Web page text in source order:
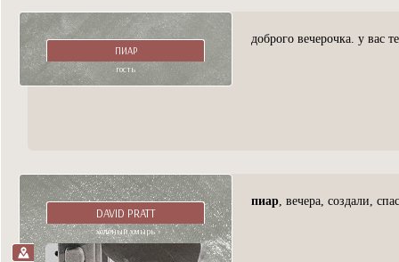
ПИАР
гость
доброго вечерочка. у вас
DAVID PRATT
холёный хмырь
пиар, вечера, создали,